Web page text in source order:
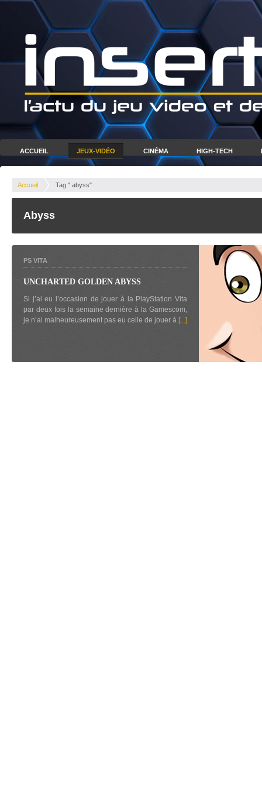
ACCUEIL JEUX-VIDÉO CINÉMA HIGH-TECH
Accueil Tag " abyss"
Abyss
PS VITA
UNCHARTED GOLDEN ABYSS
Si j’ai eu l’occasion de jouer à la PlayStation Vita
par deux fois la semaine dernière à la Gamescom,
je n’ai malheureusement pas eu celle de jouer à [...]